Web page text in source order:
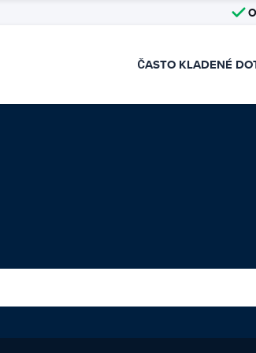
ČASTO KLADENÉ